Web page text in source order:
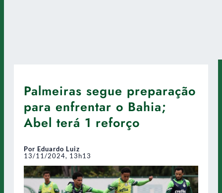
Palmeiras segue preparação
para enfrentar o Bahia;
Abel terá 1 reforço
Por Eduardo Luiz
13/11/2024, 13h13